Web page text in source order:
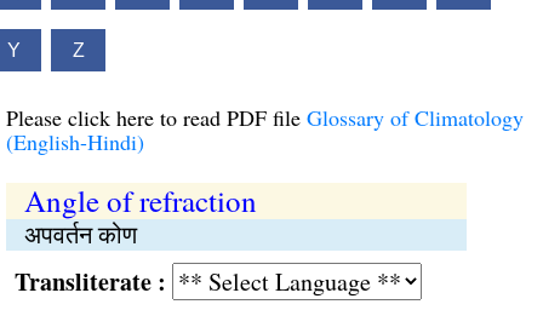
Y Z
Please click here to read PDF file Glossary of Climatology
(English-Hindi)
Angle of refraction
अपवर्तन कोण
: